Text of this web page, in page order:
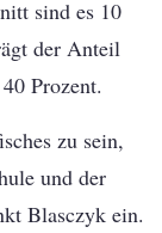
sind es 10
der Anteil
Prozent.
zu sein,
und der
Blasczyk ein.